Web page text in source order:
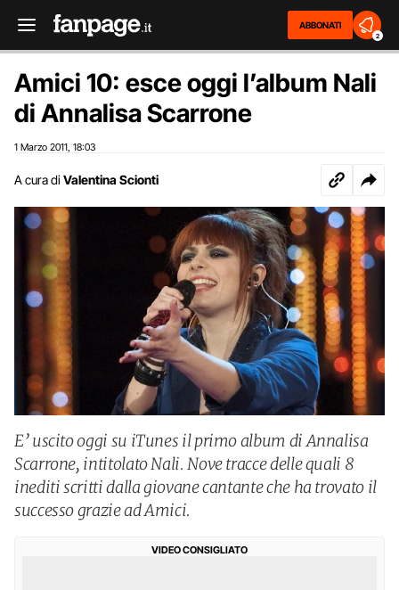
ABBONATI
2
Amici 10: esce oggi l’album Nali
di Annalisa Scarrone
1 Marzo 2011 18:03
A cura di Valentina Scionti
E’ uscito oggi su iTunes il primo album di Annalisa
Scarrone, intitolato Nali. Nove tracce delle quali 8
inediti scritti dalla giovane cantante che ha trovato il
successo grazie ad Amici.
VIDEO CONSIGLIATO